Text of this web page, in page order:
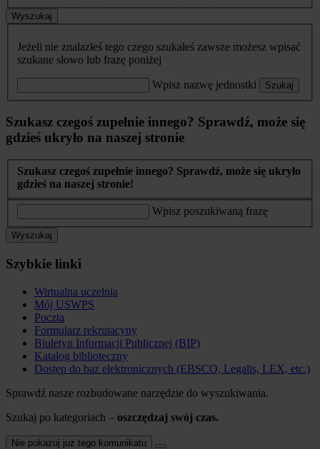
Wyszukaj
Jeżeli nie znalazłeś tego czego szukałeś zawsze możesz wpisać
szukane słowo lub frazę poniżej
Wpisz nazwę jednostki Szukaj
Szukasz czegoś zupełnie innego? Sprawdź, może się
gdzieś ukryło na naszej stronie
Szukasz czegoś zupełnie innego? Sprawdź, może się ukryło
gdzieś na naszej stronie!
Wpisz poszukiwaną frazę
Wyszukaj
Szybkie linki
Wirtualna uczelnia
Mój USWPS
Poczta
Formularz rekrutacyny
Biuletyn Informacji Publicznej (BIP)
Katalog biblioteczny
Dostęp do baz elektronicznych (EBSCO, Legalis, LEX, etc.)
Sprawdź nasze rozbudowane narzędzie do wyszukiwania.
Szukaj po kategoriach – oszczędzaj swój czas.
Nie pokazuj już tego komunikatu